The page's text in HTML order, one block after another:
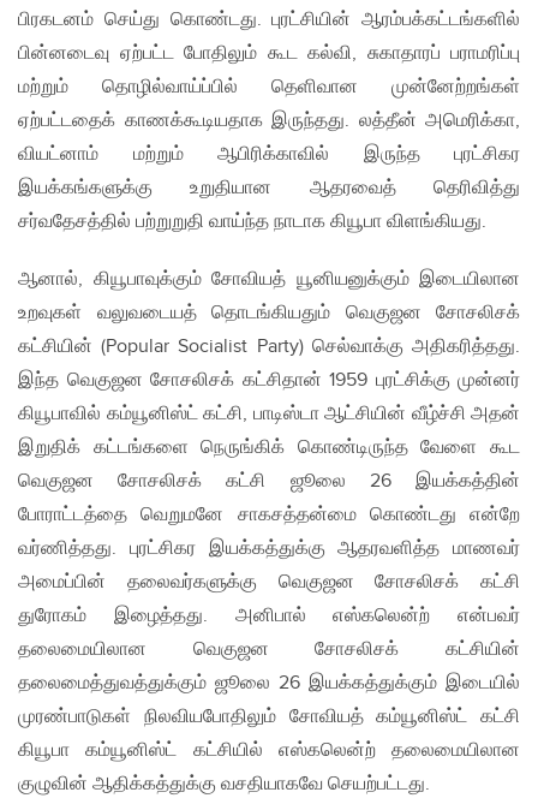
பிரகடனம் செய்து கொண்டது. புரட்சியின் ஆரம்பக்கட்டங்களில்
பின்னடைவு ஏற்பட்ட போதிலும் கூட கல்வி, சுகாதாரப் பராமரிப்பு
மற்றும் தொழில்வாய்ப்பில் தெளிவான முன்னேற்றங்கள்
ஏற்பட்டதைக் காணக்கூடியதாக இருந்தது. லத்தீன் அமெரிக்கா,
வியட்னாம் மற்றும் ஆபிரிக்காவில் இருந்த புரட்சிகர
இயக்கங்களுக்கு உறுதியான ஆதரவைத் தெரிவித்து
சர்வதேசத்தில் பற்றுறுதி வாய்ந்த நாடாக கியூபா விளங்கியது.
ஆனால், கியூபாவுக்கும் சோவியத் யூனியனுக்கும் இடையிலான
உறவுகள் வலுவடையத் தொடங்கியதும் வெகுஜன சோசலிசக்
கட்சியின் (Popular Socialist Party) செல்வாக்கு அதிகரித்தது.
இந்த வெகுஜன சோசலிசக் கட்சிதான் 1959 புரட்சிக்கு முன்னர்
கியூபாவில் கம்யூனிஸ்ட் கட்சி, பாடிஸ்டா ஆட்சியின் வீழ்ச்சி அதன்
இறுதிக் கட்டங்களை நெருங்கிக் கொண்டிருந்த வேளை கூட
வெகுஜன சோசலிசக் கட்சி ஜூலை 26 இயக்கத்தின்
போராட்டத்தை வெறுமனே சாகசத்தன்மை கொண்டது என்றே
வர்ணித்தது. புரட்சிகர இயக்கத்துக்கு ஆதரவளித்த மாணவர்
அமைப்பின் தலைவர்களுக்கு வெகுஜன சோசலிசக் கட்சி
துரோகம் இழைத்தது. அனிபால் எஸ்கலென்ற் என்பவர்
தலைமையிலான வெகுஜன சோசலிசக் கட்சியின்
தலைமைத்துவத்துக்கும் ஜூலை 26 இயக்கத்துக்கும் இடையில்
முரண்பாடுகள் நிலவியபோதிலும் சோவியத் கம்யூனிஸ்ட் கட்சி
கியூபா கம்யூனிஸ்ட் கட்சியில் எஸ்கலென்ற் தலைமையிலான
குழுவின் ஆதிக்கத்துக்கு வசதியாகவே செயற்பட்டது.